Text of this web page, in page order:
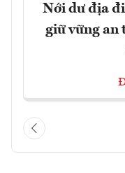
Nới dư địa
giữ vững an